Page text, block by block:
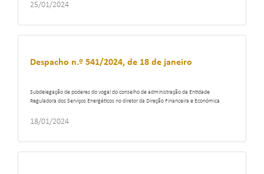
25/01/2024
Despacho n.º 541/2024, de 18 de janeiro
Subdelegação de poderes do vogal do conselho de administração da Entidade
Reguladora dos Serviços Energéticos no diretor da Direção Financeira e Económica
18/01/2024